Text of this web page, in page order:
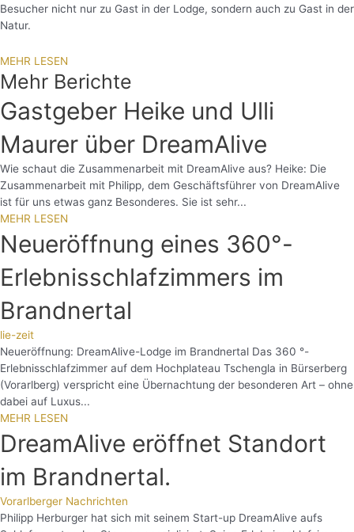
Besucher nicht nur zu Gast in der Lodge, sondern auch zu Gast in der
Natur.
MEHR LESEN
Mehr Berichte
Gastgeber Heike und Ulli
Maurer über DreamAlive
Wie schaut die Zusammenarbeit mit DreamAlive aus? Heike: Die
Zusammenarbeit mit Philipp, dem Geschäftsführer von DreamAlive
ist für uns etwas ganz Besonderes. Sie ist sehr...
MEHR LESEN
Neueröffnung eines 360°-
Erlebnisschlafzimmers im
Brandnertal
lie-zeit
Neueröffnung: DreamAlive-Lodge im Brandnertal Das 360 °-
Erlebnisschlafzimmer auf dem Hochplateau Tschengla in Bürserberg
(Vorarlberg) verspricht eine Übernachtung der besonderen Art – ohne
dabei auf Luxus...
MEHR LESEN
DreamAlive eröffnet Standort
im Brandnertal.
Vorarlberger Nachrichten
Philipp Herburger hat sich mit seinem Start-up DreamAlive aufs